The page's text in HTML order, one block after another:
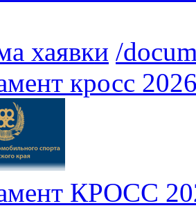
хаявки /
кросс
КРОСС